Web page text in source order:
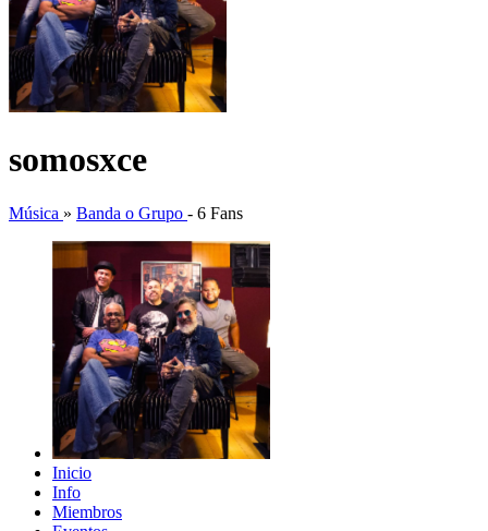
somosxce
Música » Banda o Grupo - 6 Fans
Inicio
Info
Miembros